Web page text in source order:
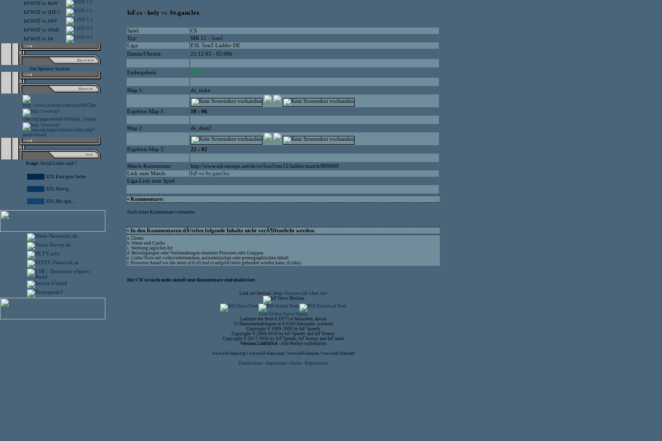
IsF.WOT vs. HoW 2:1
IsF.WOT vs. QSF-7 2:1
IsF.WOT vs.ANV 1:2
IsF.WOT vs. OFaH 0:2
IsF.WOT vs. SA 0:2
- Zur Sponsor Section -
Frage: Social Links sind ?
33% Eine gute Sache ...
33% Nervig ...
33% Mir egal ...
IsF.cs - holy vs. #e.gam3rz
Spiel:
CS
Typ:
MR 12 - 5on5
Liga:
ESL 5on5 Ladder DE
Datum/Uhrzeit:
21.12.03 - 02:00h
Endergebnis: 40:08
Map 1: de_nuke
Ergebnis Map 1: 18 : 06
Map 2: de_dust2
Ergebnis Map 2: 22 : 02
Match-Kommentar:
http://www.esl-europe.net/de/cs/5on5/mr12/ladder/match/809609
Link zum Match:
IsF vs #e.gam3rz
Liga-Link zum Spiel:
• Kommentare:
Noch keine Kommentare vorhanden
• In den Kommentaren dÃ¼rfen folgende Inhalte nicht verÃ¶ffentlicht werden:
a. Cheats
b. Warez und Cracks
c. Werbung jeglicher Art
d. Beleidigungen oder Verleumdungen einzelner Personen oder Gruppen
e. Links/Texte mit volksverhetzendem, antisemitischen oder pornographischen Inhalt
f. Hinweise darauf wo das unter a) b) d) und e) aufgefÃ¼hrte gefunden werden kann. (Links)
Der CW ist nicht mehr aktuell neue Kommentare sind deaktiviert
Link zur Section: http://scores.isf-clan.net
Live Global Server Status
Ladezeit der Seite 0.197754 Sekunden, davon
22 Datenbankabfragen in 0.0560 Sekunden. (cached)
Copyright © 1999-2008 by IsF`Speedy
Copyright © 2009-2016 by IsF`Speedy and IsF`Kenny
Copyright © 2017-2026 by IsF`Speedy, IsF`Kenny and IsF`mark
Version 2.44fcb5c6 - Alle Rechte vorbehalten
www.isf-clan.org / www.isf-clan.com / www.isf-clan.eu/ www.isf-clan.net
Datenschutz - Impressum- Suche- Registrieren